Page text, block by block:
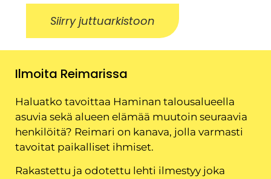
Siirry juttuarkistoon
Ilmoita Reimarissa
Haluatko tavoittaa Haminan talousalueella
asuvia sekä alueen elämää muutoin seuraavia
henkilöitä? Reimari on kanava, jolla varmasti
tavoitat paikalliset ihmiset.
Rakastettu ja odotettu lehti ilmestyy joka